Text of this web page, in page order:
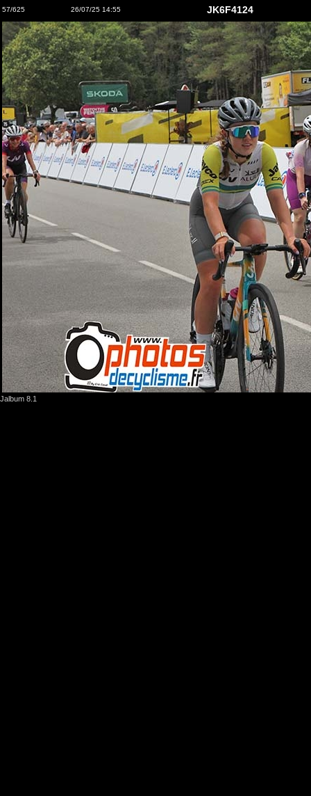
57/625 26/07/25 14:55 JK6F4124
Jalbum 8.1